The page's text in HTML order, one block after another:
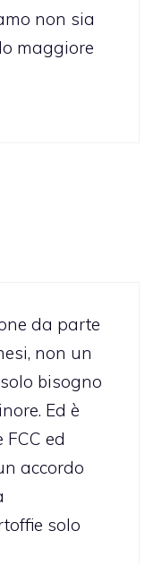
non sia
maggiore
da parte
non un
solo bisogno
Ed è
ed
accordo
solo